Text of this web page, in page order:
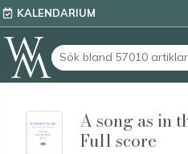
KALENDARIUM
A song as in
Full score